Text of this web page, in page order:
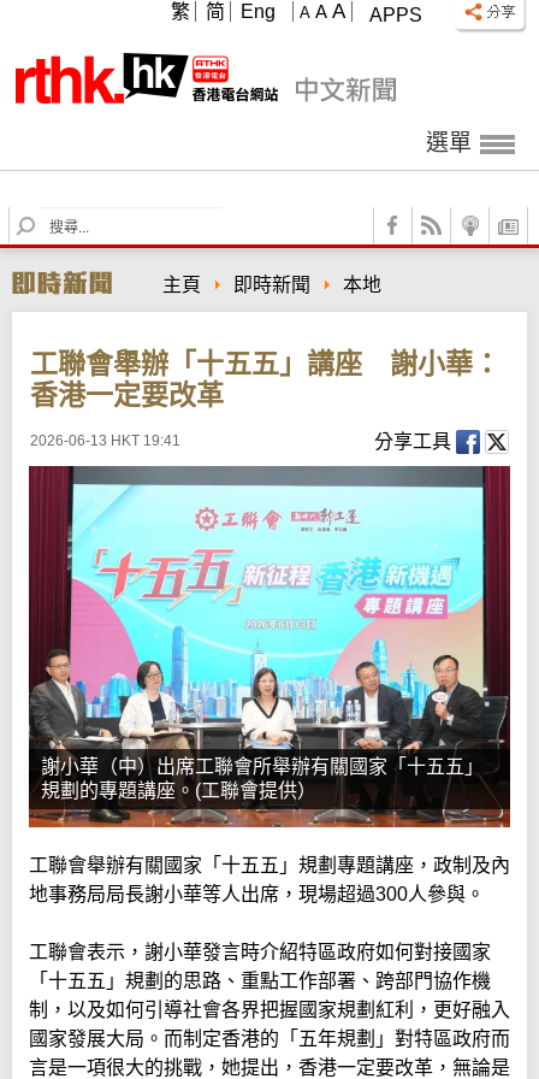
APPS
A A A
繁 简 Eng
選單
S
e
r
c
主頁 即時新聞 本地
工聯會舉辦「十五五」講座 謝小華：
香港一定要改革
2026-06-13 HKT 19:41 分享工具
謝小華（中）出席工聯會所舉辦有關國家「十五五」
規劃的專題講座。(工聯會提供）
工聯會舉辦有關國家「十五五」規劃專題講座，政制及內
地事務局局長謝小華等人出席，現場超過300人參與。
工聯會表示，謝小華發言時介紹特區政府如何對接國家
「十五五」規劃的思路、重點工作部署、跨部門協作機
制，以及如何引導社會各界把握國家規劃紅利，更好融入
國家發展大局。而制定香港的「五年規劃」對特區政府而
言是一項很大的挑戰，她提出，香港一定要改革，無論是